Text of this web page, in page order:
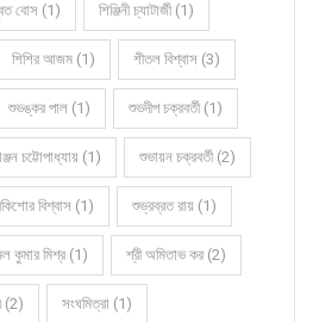
বোস (1) শিঞ্জিনী চ্যাটার্জী (1)
শিশির আজম (1) শীতল বিশ্বাস (3)
শুভঙ্কর পাল (1) শুভদীপ চক্রবর্তী (1)
চট্টোপাধ্যায় (1) শুভায়ন চক্রবর্তী (2)
বিশ্বাস (1) শুভ্রব্রত রায় (1)
কুমার মিশ্র (1) শ্রী অমিতাভ কর (2)
(2) সংঘমিত্রা (1)